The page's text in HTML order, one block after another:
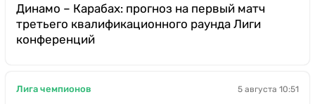
Динамо – Карабах: прогноз на первый матч
третьего квалификационного раунда Лиги
конференций
Лига чемпионов 5 августа 10:51